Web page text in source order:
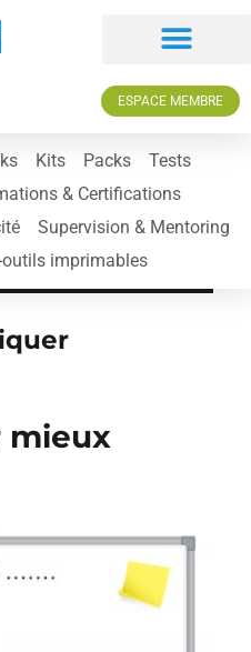
ESPACE MEMBRE
Kits Packs
Tests
& Certifications
Supervision & Mentoring
outils imprimables
mieux